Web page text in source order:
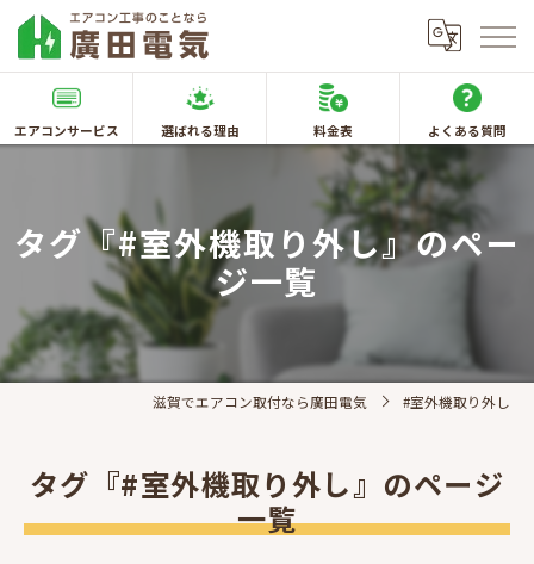
エアコンサービス 選ばれる理由 料金表 よくある質問
タグ『#室外機取り外し』のペー
ジ一覧
滋賀でエアコン取付なら廣田電気 #室外機取り外し
タグ『#室外機取り外し』のページ
一覧